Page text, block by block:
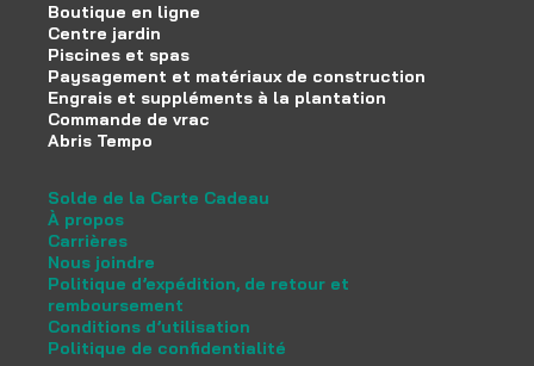
Boutique en ligne
Centre jardin
Piscines et spas
Paysagement et matériaux de construction
Engrais et suppléments à la plantation
Commande de vrac
Abris Tempo
Solde de la Carte Cadeau
À propos
Carrières
Nous joindre
Politique d’expédition, de retour et
remboursement
Conditions d’utilisation
Politique de confidentialité